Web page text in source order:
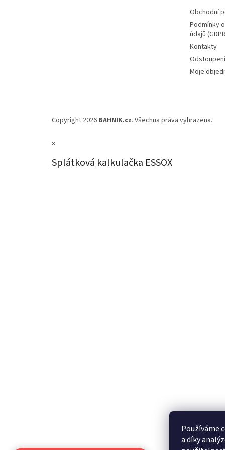
Používáme
a díky
Obchodní
Podmínky
údajů
Kontakty
Moje
Copyright 2026 BAHNIK.cz. Všechna práva vyhrazena.
×
Splátková kalkulačka ESSOX